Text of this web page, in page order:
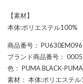
【素材】
本体:ポリエステル100%
商品番号 ：
ブランド商品番号 ：
色 ： PUMA BLACK-PUMA
素材 ： 本体:ポリエステ